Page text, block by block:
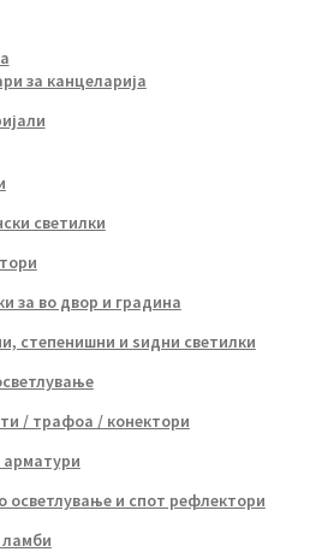
за канцеларија
светилки
за во двор и градина
степенишни и ѕидни светилки
/ трафоа / конектори
арматури
осветлување и спот рефлектори